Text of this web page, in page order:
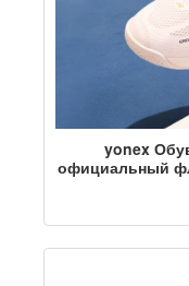
yonex
официальный